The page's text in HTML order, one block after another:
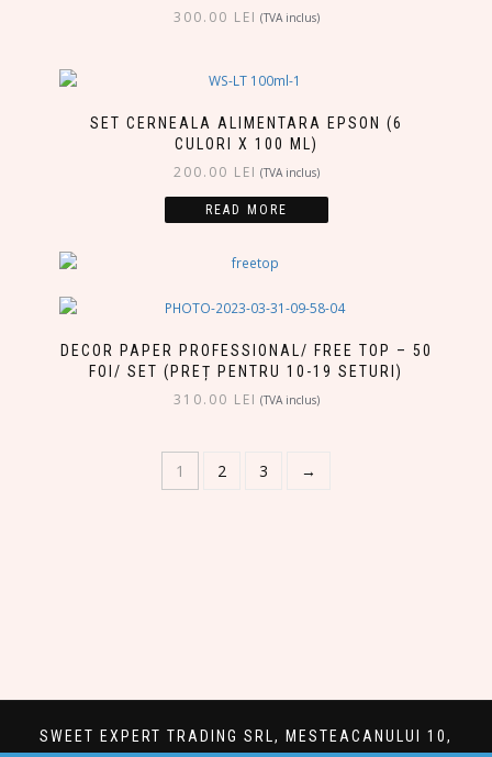
300.00 LEI (TVA inclus)
SET CERNEALA ALIMENTARA EPSON (6
CULORI X 100 ML)
200.00 LEI (TVA inclus)
READ MORE
DECOR PAPER PROFESSIONAL/ FREE TOP – 50
FOI/ SET (PREȚ PENTRU 10-19 SETURI)
310.00 LEI (TVA inclus)
1 2 3 →
SWEET EXPERT TRADING SRL, MESTEACANULUI 10,